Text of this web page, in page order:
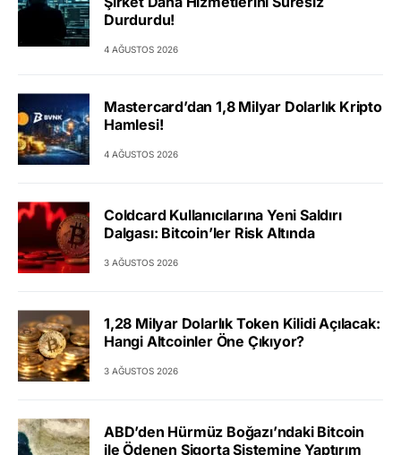
Durdurdu!
4 AĞUSTOS 2026
Mastercard’dan 1,8 Milyar Dolarlık Kripto
Hamlesi!
4 AĞUSTOS 2026
Coldcard Kullanıcılarına Yeni Saldırı
Dalgası: Bitcoin’ler Risk Altında
3 AĞUSTOS 2026
1,28 Milyar Dolarlık Token Kilidi Açılacak:
Hangi Altcoinler Öne Çıkıyor?
3 AĞUSTOS 2026
ABD’den Hürmüz Boğazı’ndaki Bitcoin
ile Ödenen Sigorta Sistemine Yaptırım